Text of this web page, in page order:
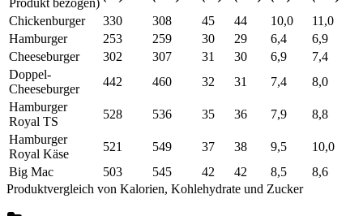
Chickenburger
330 308 45 44 10,0
11,0
Hamburger
253 259 30 29 6,4
6,9
Cheeseburger
302 307 31 30 6,9
7,4
Doppel-
Cheeseburger
442 460 32 31 7,4
8,0
Hamburger
Royal TS
528 536 35 36 7,9
8,8
Hamburger
Royal Käse
521 549 37 38 9,5
10,0
Big Mac
503 545 42 42 8,5
8,6
Produktvergleich von Kalorien, Kohlehydrate und Zucker